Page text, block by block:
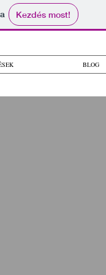
Kezdés most!
BLOG